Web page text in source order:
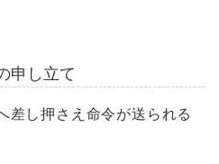
申し立て
差し押さえ命令が送られる